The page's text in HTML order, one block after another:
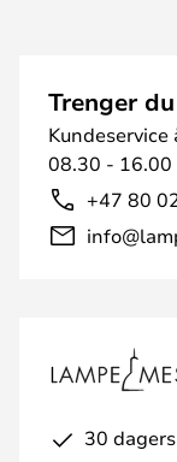
Trenger
08.30 - 16.00
+47 80
30